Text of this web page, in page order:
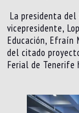
La presidenta del
vicepresidente,
Educación, Efraín
del citado
Ferial de Tenerife